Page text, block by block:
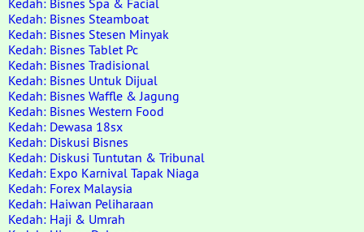
Kedah: Bisnes Spa & Facial
Kedah: Bisnes Steamboat
Kedah: Bisnes Stesen Minyak
Kedah: Bisnes Tablet Pc
Kedah: Bisnes Tradisional
Kedah: Bisnes Untuk Dijual
Kedah: Bisnes Waffle & Jagung
Kedah: Bisnes Western Food
Kedah: Dewasa 18sx
Kedah: Diskusi Bisnes
Kedah: Diskusi Tuntutan & Tribunal
Kedah: Expo Karnival Tapak Niaga
Kedah: Forex Malaysia
Kedah: Haiwan Peliharaan
Kedah: Haji & Umrah